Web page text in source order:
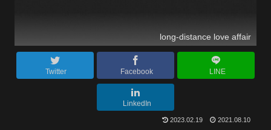
long-distance love affair
Twitter Facebook LINE
LinkedIn
2023.02.19 2021.08.10